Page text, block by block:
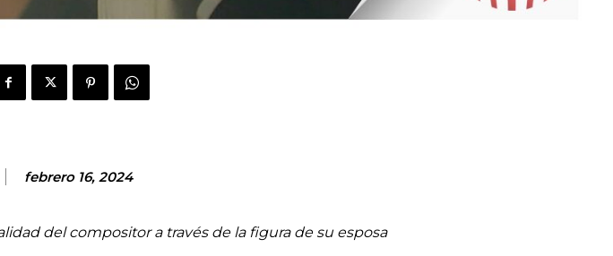
febrero 16, 2024
del compositor a través de la figura de su esposa